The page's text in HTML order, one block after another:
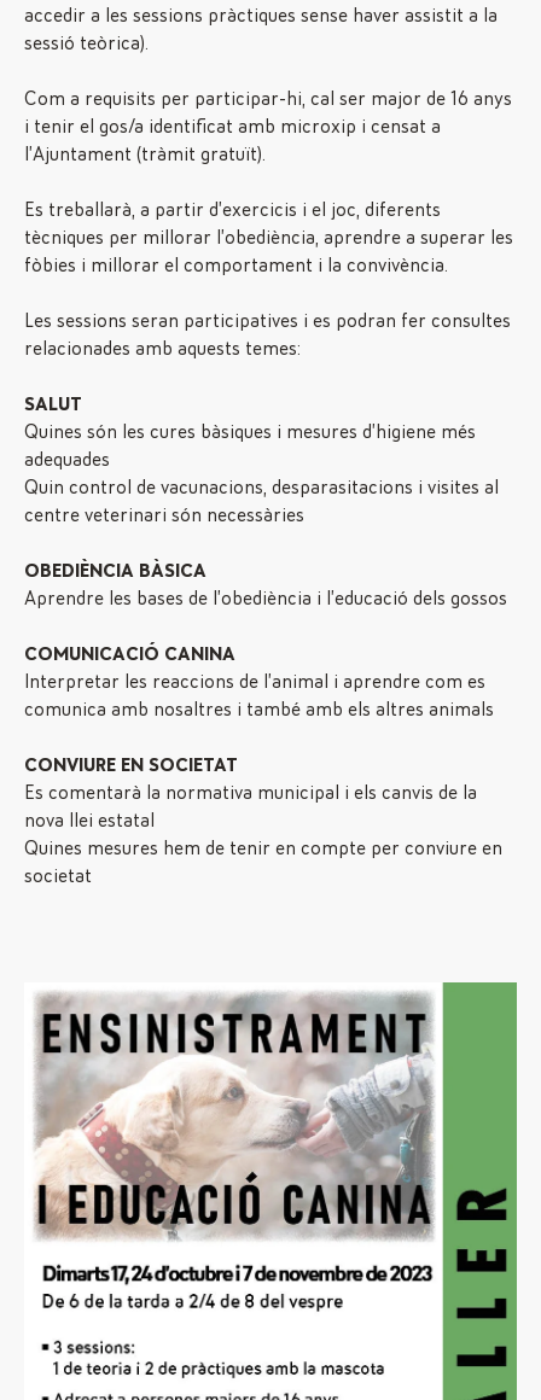
accedir a les sessions pràctiques sense haver assistit a la
sessió teòrica).
Com a requisits per participar-hi, cal ser major de 16 anys
i tenir el gos/a identificat amb microxip i censat a
l’Ajuntament (tràmit gratuït).
Es treballarà, a partir d’exercicis i el joc, diferents
tècniques per millorar l’obediència, aprendre a superar les
fòbies i millorar el comportament i la convivència.
Les sessions seran participatives i es podran fer consultes
relacionades amb aquests temes:
SALUT
Quines són les cures bàsiques i mesures d’higiene més
adequades
Quin control de vacunacions, desparasitacions i visites al
centre veterinari són necessàries
OBEDIÈNCIA BÀSICA
Aprendre les bases de l’obediència i l’educació dels gossos
COMUNICACIÓ CANINA
Interpretar les reaccions de l’animal i aprendre com es
comunica amb nosaltres i també amb els altres animals
CONVIURE EN SOCIETAT
Es comentarà la normativa municipal i els canvis de la
nova llei estatal
Quines mesures hem de tenir en compte per conviure en
societat